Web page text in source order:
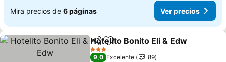
Mira precios de 6 páginas Ver precios
CompartirAgregar a favoritos
Hotelito Bonito Eli & Edw
3 Estrellas
9,0 Excelente
89